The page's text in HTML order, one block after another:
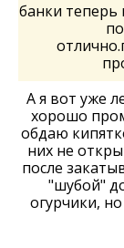
банки теперь
А я вот уже
хорошо
обдаю
них не
после
"шубой"
огурчики,